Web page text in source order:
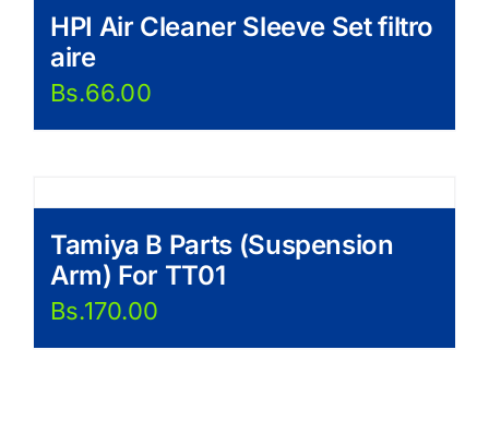
HPI Air Cleaner Sleeve Set filtro
aire
Bs.66.00
Tamiya B Parts (Suspension
Arm) For TT01
Bs.170.00